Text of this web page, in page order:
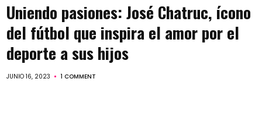
Uniendo pasiones: José Chatruc, ícono
del fútbol que inspira el amor por el
deporte a sus hijos
JUNIO 16, 2023 1 COMMENT